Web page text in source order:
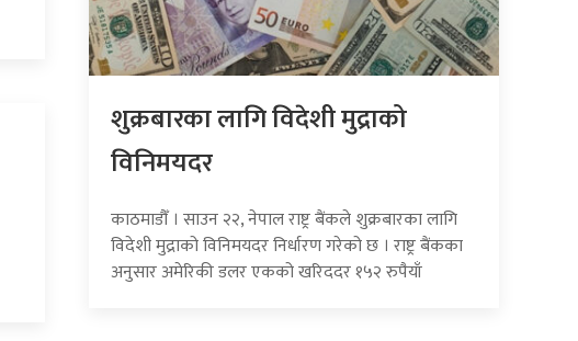
शुक्रबारका लागि विदेशी मुद्राको
विनिमयदर
काठमाडौँ । साउन २२, नेपाल राष्ट्र बैंकले शुक्रबारका लागि
विदेशी मुद्राको विनिमयदर निर्धारण गरेको छ । राष्ट्र बैंकका
अनुसार अमेरिकी डलर एकको खरिददर १५२ रुपैयाँ